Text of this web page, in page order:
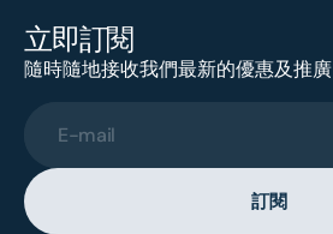
立即訂閱
隨時隨地接收我們最新的優惠及推廣
E-mail
訂閱